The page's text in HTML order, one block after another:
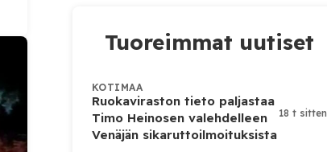
Tuoreimmat uutiset
KOTIMAA
Ruokaviraston tieto paljastaa
Timo Heinosen valehdelleen
Venäjän sikaruttoilmoituksista
18 t sitten